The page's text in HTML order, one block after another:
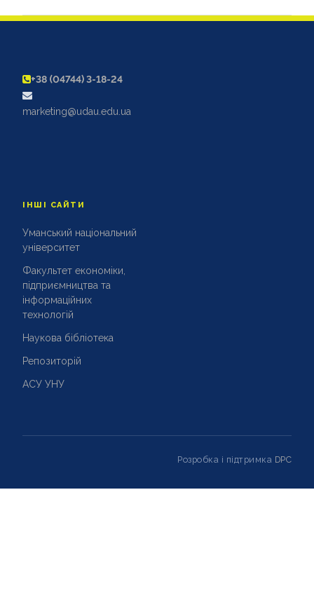
+38 (04744) 3-18-24
marketing@udau.edu.ua
ІНШІ САЙТИ
Уманський національний
університет
Факультет економіки,
підприємництва та
інформаційних
технологій
Наукова бібліотека
Репозиторій
АСУ УНУ
Розробка і підтримка DPC